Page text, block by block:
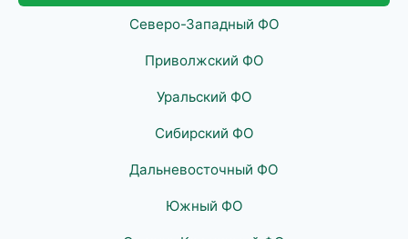
Северо-Западный ФО
Приволжский ФО
Уральский ФО
Сибирский ФО
Дальневосточный ФО
Южный ФО